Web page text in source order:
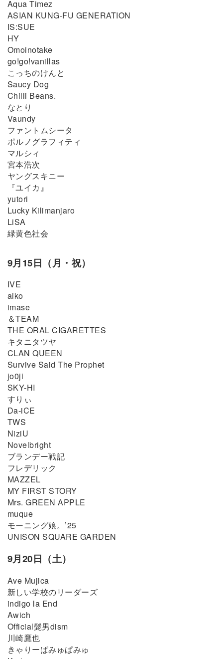
Aqua Timez
ASIAN KUNG-FU GENERATION
IS:SUE
HY
Omoinotake
go!go!vanillas
こっちのけんと
Saucy Dog
Chilli Beans.
なとり
Vaundy
ファントムシータ
ポルノグラフィティ
マルシィ
宮本浩次
ヤングスキニー
『ユイカ』
yutori
Lucky Kilimanjaro
LiSA
緑黄色社会
9月15日（月・祝）
IVE
aiko
imase
＆TEAM
THE ORAL CIGARETTES
キタニタツヤ
CLAN QUEEN
Survive Said The Prophet
jo0ji
SKY-HI
すりぃ
Da-iCE
TWS
NiziU
Novelbright
ブランデー戦記
フレデリック
MAZZEL
MY FIRST STORY
Mrs. GREEN APPLE
muque
モーニング娘。’25
UNISON SQUARE GARDEN
9月20日（土）
Ave Mujica
新しい学校のリーダーズ
indigo la End
Awich
Official髭男dism
川崎鷹也
きゃりーぱみゅぱみゅ